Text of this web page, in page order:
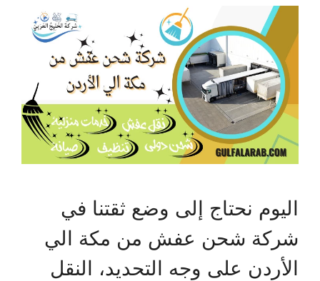
اليوم نحتاج إلى وضع ثقتنا في
شركة شحن عفش من مكة الي
الأردن على وجه التحديد، النقل